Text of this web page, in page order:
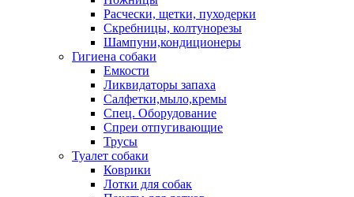
Расчески, щетки, пуходерки
Скребницы, колтунорезы
Шампуни,кондиционеры
Гигиена собаки
Емкости
Ликвидаторы запаха
Салфетки,мыло,кремы
Спец. Оборудование
Спреи отпугивающие
Трусы
Туалет собаки
Коврики
Лотки для собак